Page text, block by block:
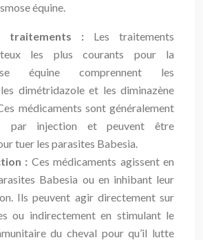
équine.
traitements : Les traitements
les plus courants pour la
équine comprennent les
dimétridazole et les diminazène
médicaments sont généralement
par injection et peuvent être
tuer les parasites Babesia.
: Ces médicaments agissent en
Babesia ou en inhibant leur
Ils peuvent agir directement sur
ou indirectement en stimulant le
du cheval pour qu’il lutte